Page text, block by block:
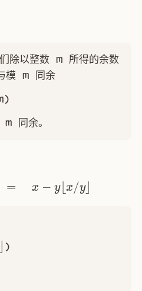
除以整数 m 所得的余数
模 m 同余
同余。
x− ⌊x y⌋
⌋
)